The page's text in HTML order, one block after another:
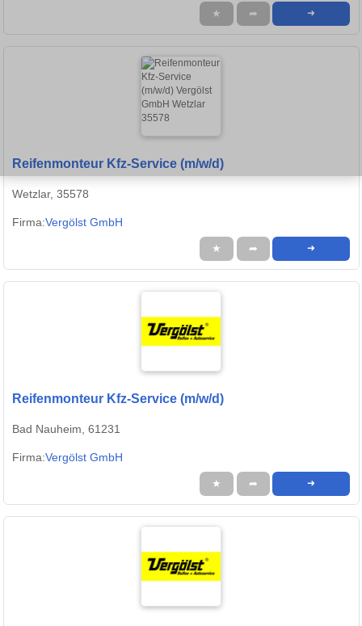
★ ➦ ➜
Reifenmonteur Kfz-Service (m/w/d)
Wetzlar, 35578
Firma:Vergölst GmbH
★ ➦ ➜
Reifenmonteur Kfz-Service (m/w/d)
Bad Nauheim, 61231
Firma:Vergölst GmbH
★ ➦ ➜